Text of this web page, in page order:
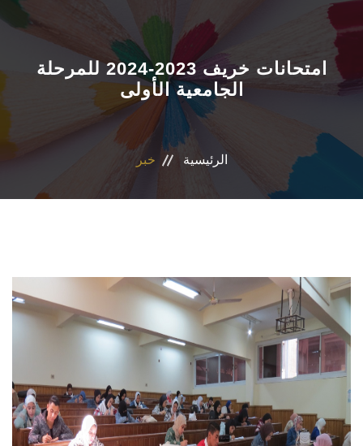
القطاعات
المجلات العلمية
امتحانات خريف 2023-2024 للمرحلة
الجامعية الأولى
الرئيسية خبر